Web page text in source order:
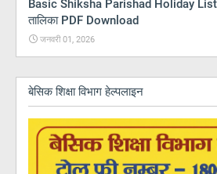
Basic Shiksha Parishad Holiday
तालिका PDF Download
जनवरी 01, 2026
बेसिक शिक्षा विभाग हेल्पलाइन